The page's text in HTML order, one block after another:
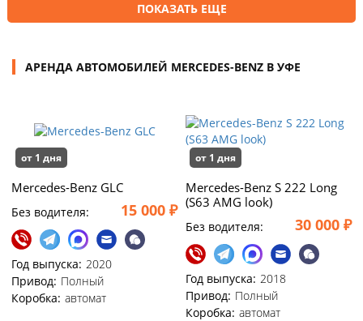
ПОКАЗАТЬ ЕЩЕ
АРЕНДА АВТОМОБИЛЕЙ MERCEDES-BENZ В УФЕ
от 1 дня
Mercedes-Benz GLC
Без водителя: 15 000 ₽
Год выпуска: 2020
Привод: Полный
Коробка: автомат
от 1 дня
Mercedes-Benz S 222 Long
(S63 AMG look)
Без водителя: 30 000 ₽
Год выпуска: 2018
Привод: Полный
Коробка: автомат